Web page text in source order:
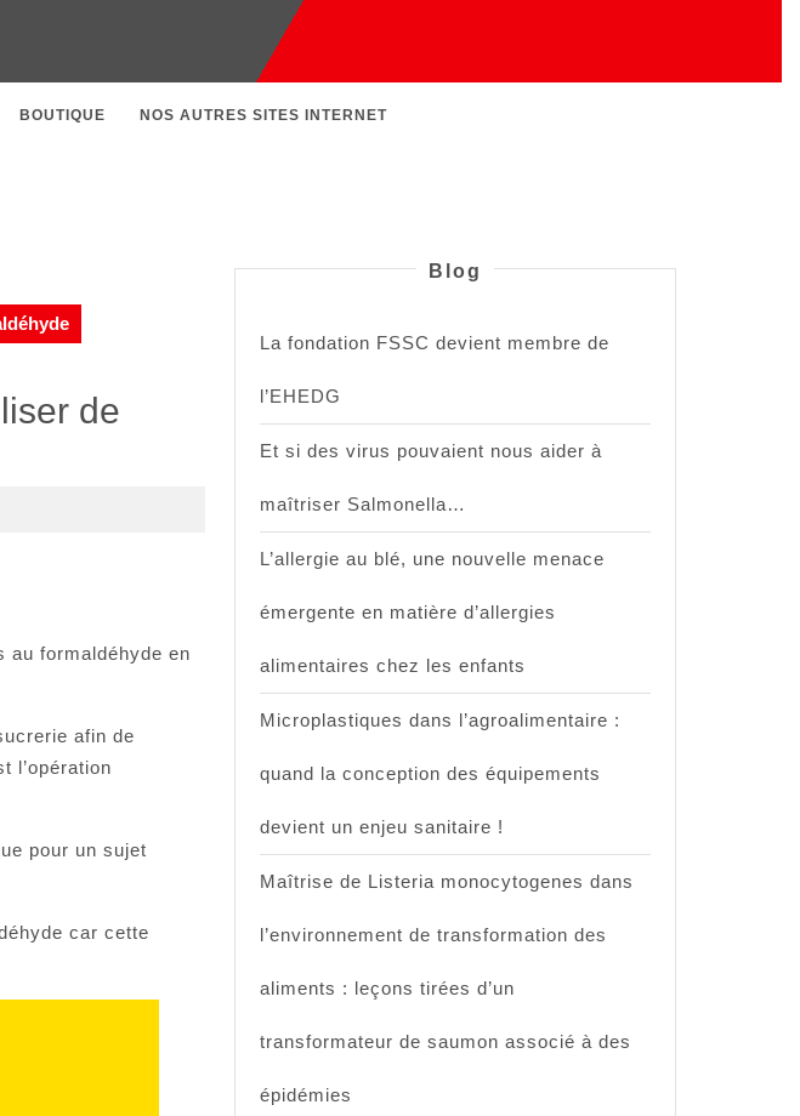
BOUTIQUE NOS AUTRES SITES INTERNET
de
au formaldéhyde en
afin de
l’opération
pour un sujet
car cette
Blog
La fondation FSSC devient membre de
l’EHEDG
Et si des virus pouvaient nous aider à
maîtriser Salmonella…
L’allergie au blé, une nouvelle menace
émergente en matière d’allergies
alimentaires chez les enfants
Microplastiques dans l’agroalimentaire :
quand la conception des équipements
devient un enjeu sanitaire !
Maîtrise de Listeria monocytogenes dans
l’environnement de transformation des
aliments : leçons tirées d’un
transformateur de saumon associé à des
épidémies